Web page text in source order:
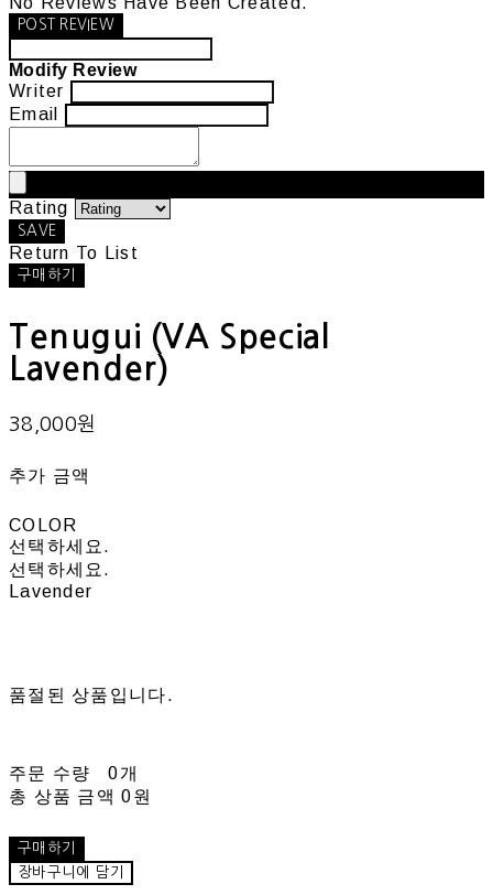
POST REVIEW
Modify Review
Writer
Email
Rating
SAVE
Return To List
구매하기
Tenugui (VA Special
Lavender)
38,000원
추가 금액
COLOR
선택하세요.
선택하세요.
Lavender
품절된 상품입니다.
주문 수량
0개
총 상품 금액 0원
구매하기
장바구니에 담기